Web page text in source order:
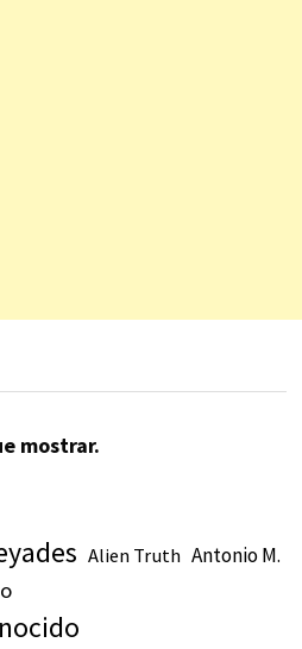
mostrar.
Alien Truth Antonio M.